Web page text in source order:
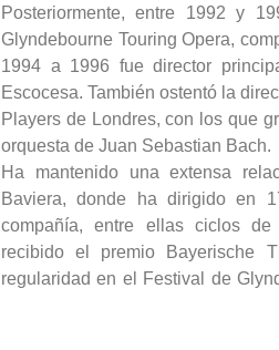
Posteriormente, entre 1992 y
Glyndebourne Touring Opera,
1994 a 1996 fue director
Escocesa. También ostentó la
Players de Londres, con los que
orquesta de Juan Sebastian Bach.
Ha mantenido una extensa
Baviera, donde ha dirigido en
compañía, entre ellas ciclos
recibido el premio Bayerische
regularidad en el Festival de